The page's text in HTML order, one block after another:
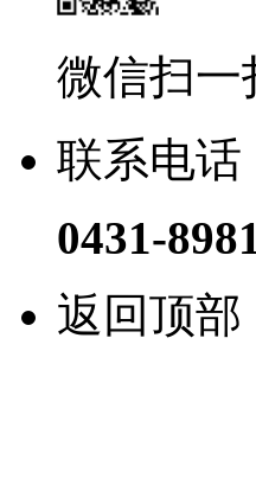
微信扫一
联系电话
0431-
返回顶部